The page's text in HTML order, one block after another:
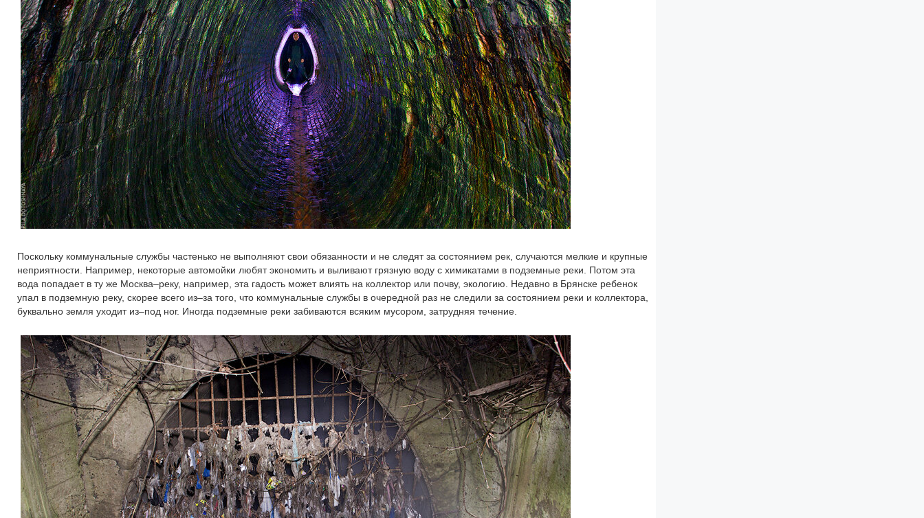
Поскольку коммунальные службы частенько не выполняют свои обязанности и не следят за состоянием рек, случаются мелкие и крупные
неприятности. Например, некоторые автомойки любят экономить и выливают грязную воду с химикатами в подземные реки. Потом эта
вода попадает в ту же Москва–реку, например, эта гадость может влиять на коллектор или почву, экологию. Недавно в Брянске ребенок
упал в подземную реку, скорее всего из–за того, что коммунальные службы в очередной раз не следили за состоянием реки и коллектора,
буквально земля уходит из–под ног. Иногда подземные реки забиваются всяким мусором, затрудняя течение.